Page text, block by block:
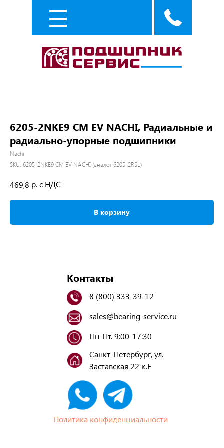
6205-2NKE9 CM EV NACHI, Радиальные и
радиально-упорные подшипники
Nachi
SKU: 6205-2NKE9 CM EV NACHI (аналог 6205-2RSL)
469,8 р. с НДС
В корзину
Контакты
8 (800) 333-39-12
sales@bearing-service.ru
Санкт-Петербург, ул.
Заставская 22 к.Е
Пн-Пт. 9:00-17:30
Политика конфиденциальности